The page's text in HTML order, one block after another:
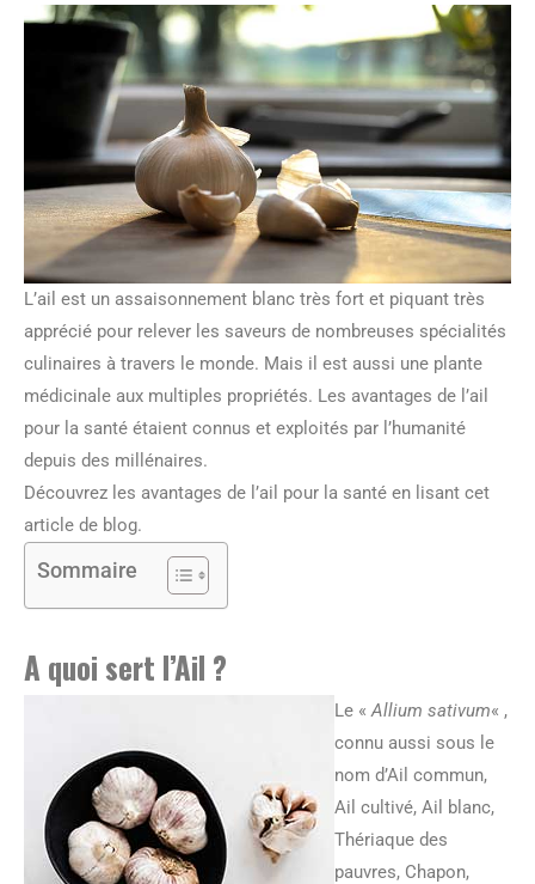
L’ail est un assaisonnement blanc très fort et piquant très
apprécié pour relever les saveurs de nombreuses spécialités
culinaires à travers le monde. Mais il est aussi une plante
médicinale aux multiples propriétés. Les avantages de l’ail
pour la santé étaient connus et exploités par l’humanité
depuis des millénaires.
Découvrez les avantages de l’ail pour la santé en lisant cet
article de blog.
Sommaire
A quoi sert l’Ail ?
Le «Allium sativum« ,
connu aussi sous le
nom d’Ail commun,
Ail cultivé, Ail blanc,
Thériaque des
pauvres, Chapon,